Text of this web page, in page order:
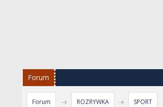
Forum
Forum ROZRYWKA SPORT